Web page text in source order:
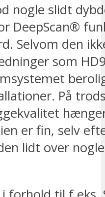
nogle slidt
DeepScan®
Selvom den
som
På
er fin, selv
lidt over